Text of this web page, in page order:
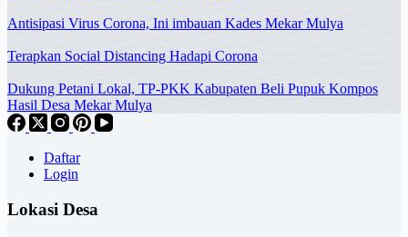
Antisipasi Virus Corona, Ini imbauan Kades Mekar Mulya
Terapkan Social Distancing Hadapi Corona
Dukung Petani Lokal, TP-PKK Kabupaten Beli Pupuk Kompos
Hasil Desa Mekar Mulya
Daftar
Login
Lokasi Desa